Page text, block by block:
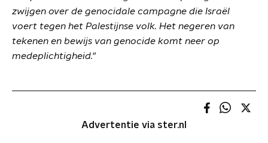
zwijgen over de genocidale campagne die Israël
voert tegen het Palestijnse volk. Het negeren van
tekenen en bewijs van genocide komt neer op
medeplichtigheid."
Advertentie via ster.nl